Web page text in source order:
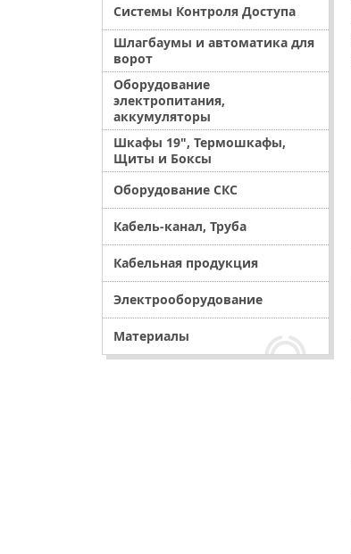
Системы Контроля Доступа
Шлагбаумы и автоматика для
ворот
Оборудование
электропитания,
аккумуляторы
Шкафы 19", Термошкафы,
Щиты и Боксы
Оборудование СКС
Кабель-канал, Труба
Кабельная продукция
Электрооборудование
Материалы